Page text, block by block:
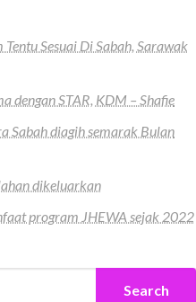
Sesuai Di Sabah, Sarawak
dengan STAR, KDM – Shafie
Sabah diagih semarak Bulan
dikeluarkan
program JHEWA sejak 2022
Search